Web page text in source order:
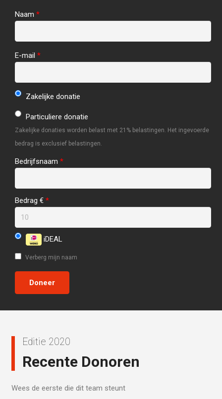
Naam *
E-mail *
Zakelijke donatie
Particuliere donatie
Zakelijke donaties worden belast met 21% belastingen. Het ingevoerde
bedrag is exclusief belastingen.
Bedrijfsnaam *
Bedrag € *
iDEAL
Verberg mijn naam
Editie 2020
Recente Donoren
Wees de eerste die dit team steunt